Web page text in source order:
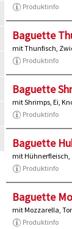
Produktinfo
Baguette
mit Thunfisch,
Produktinfo
Baguette
mit Shrimps, Ei,
Produktinfo
Baguette
mit Hühnerfleisch,
Produktinfo
Baguette
mit Mozzarella,
Produktinfo